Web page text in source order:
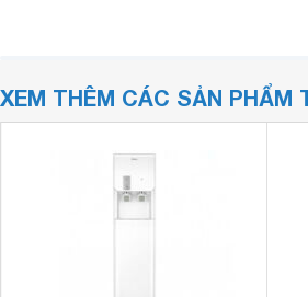
XEM THÊM CÁC SẢN